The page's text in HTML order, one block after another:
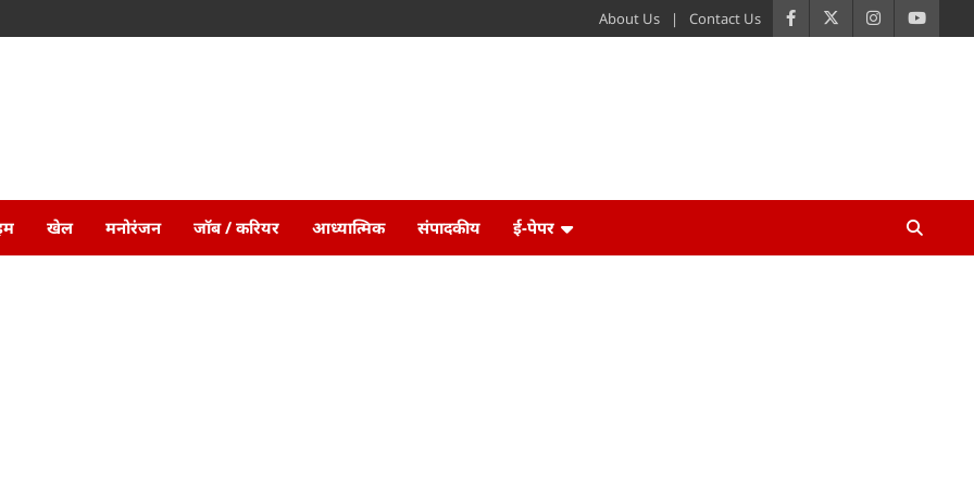
About Us Contact Us
खेल मनोरंजन जॉब / करियर आध्यात्मिक संपादकीय ई-पेपर